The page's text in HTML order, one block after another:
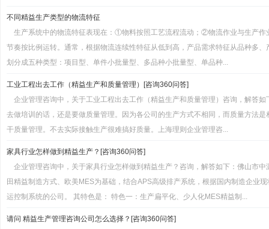
不同精益生产类型的物流特征
生产系统中的物流特征表现在：①物料按照工艺流程流动；②物流作业与生产
节奏按比例运转。通常，根据物流连续性特征从低到高，产品需求特征从品种多
划分成五种类型：项目型、单件小批量型、多品种小批量型、单品种...
工业工程出去工作（精益生产和质量管理）[咨询360问答]
企业管理咨询中，关于工业工程出去工作（精益生产和质量管理）咨询，解答
去做培训的话，还是要做质量管理。因为各公司的生产方式不相同，而质量方法
干质量管理。不去实际接触生产很难搞好质量。上海理则企业管理咨...
家具行业怎样做到精益生产？[咨询360问答]
企业管理咨询中，关于家具行业怎样做到精益生产？咨询，解答如下：佛山市
田精益制造方式、欧美MES为基础，结合APS高级排产系统，根据国内制造企业
运控制系统的公司。 其特色是： 特色一：生产扁平化、少人化MES精益制...
请问 精益生产管理咨询公司怎么选择？[咨询360问答]